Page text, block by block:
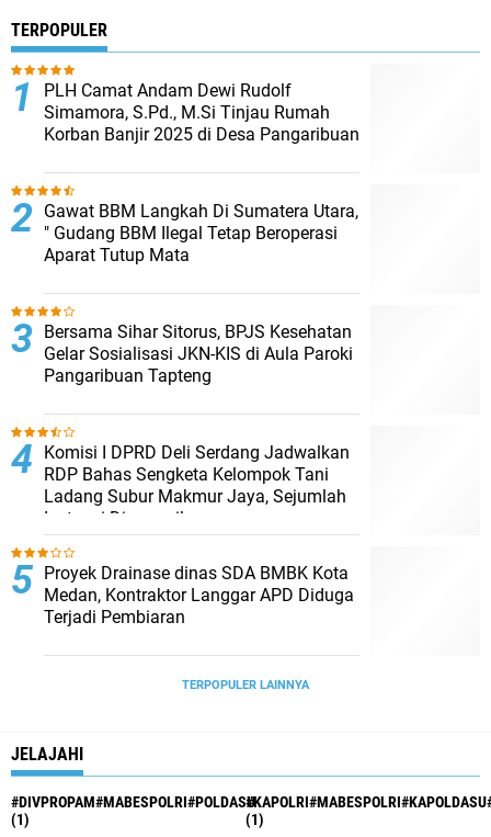
TERPOPULER
PLH Camat Andam Dewi Rudolf
Simamora, S.Pd., M.Si Tinjau Rumah
Korban Banjir 2025 di Desa Pangaribuan
Gawat BBM Langkah Di Sumatera Utara,
" Gudang BBM Ilegal Tetap Beroperasi
Aparat Tutup Mata
Bersama Sihar Sitorus, BPJS Kesehatan
Gelar Sosialisasi JKN-KIS di Aula Paroki
Pangaribuan Tapteng
Komisi I DPRD Deli Serdang Jadwalkan
RDP Bahas Sengketa Kelompok Tani
Ladang Subur Makmur Jaya, Sejumlah
Instansi Dipanggil
Proyek Drainase dinas SDA BMBK Kota
Medan, Kontraktor Langgar APD Diduga
Terjadi Pembiaran
TERPOPULER LAINNYA
JELAJAHI
#DIVPROPAM#MABESPOLRI#POLDASU
(1)
(1)